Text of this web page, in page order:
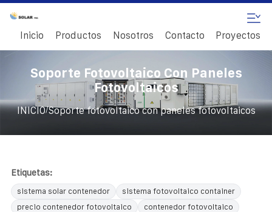
Inicio Productos Nosotros Contacto Proyectos
Soporte Fotovoltaico Con Paneles
Fotovoltaicos
INICIO/Soporte fotovoltaico con paneles fotovoltaicos
Etiquetas:
sistema solar contenedor
sistema fotovoltaico container
precio contenedor fotovoltaico
contenedor fotovoltaico